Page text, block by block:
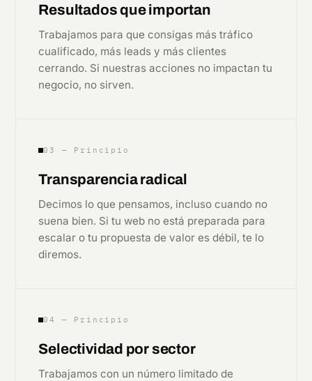
Resultados que importan
Trabajamos para que consigas más tráfico
cualificado, más leads y más clientes
cerrando. Si nuestras acciones no impactan tu
negocio, no sirven.
03 — Principio
Transparencia radical
Decimos lo que pensamos, incluso cuando no
suena bien. Si tu web no está preparada para
escalar o tu propuesta de valor es débil, te lo
diremos.
04 — Principio
Selectividad por sector
Trabajamos con un número limitado de